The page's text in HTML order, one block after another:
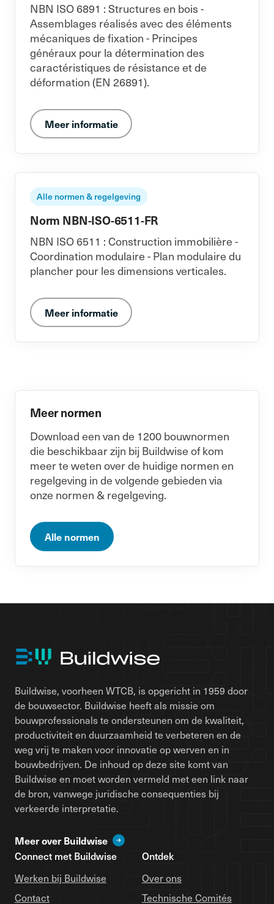
NBN ISO 6891 : Structures en bois -
Assemblages réalisés avec des éléments
mécaniques de fixation - Principes
généraux pour la détermination des
caractéristiques de résistance et de
déformation (EN 26891).
Meer informatie
Alle normen & regelgeving
Norm NBN-ISO-6511-FR
NBN ISO 6511 : Construction immobilière -
Coordination modulaire - Plan modulaire du
plancher pour les dimensions verticales.
Meer informatie
Meer normen
Download een van de 1200 bouwnormen
die beschikbaar zijn bij Buildwise of kom
meer te weten over de huidige normen en
regelgeving in de volgende gebieden via
onze normen & regelgeving.
Alle normen
Buildwise, voorheen WTCB, is opgericht in 1959 door
de bouwsector. Buildwise heeft als missie om
bouwprofessionals te ondersteunen om de kwaliteit,
productiviteit en duurzaamheid te verbeteren en de
weg vrij te maken voor innovatie op werven en in
bouwbedrijven. De inhoud op deze site komt van
Buildwise en moet worden vermeld met een link naar
de bron, vanwege juridische consequenties bij
verkeerde interpretatie.
Meer over Buildwise
Connect met Buildwise
Werken bij Buildwise
Contact
Ontdek
Over ons
Technische Comités